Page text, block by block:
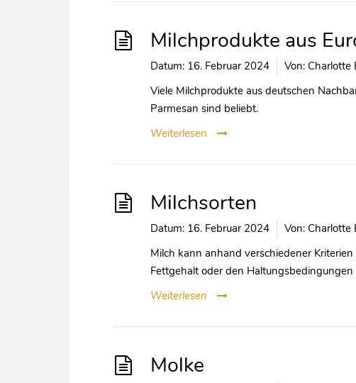
Milchprodukte aus
Datum: 16. Februar 2024 Von:Charlotte
Viele Milchprodukte aus deutschen
Parmesan sind beliebt.
Weiterlesen
Milchsorten
Datum: 16. Februar 2024 Von:Charlotte
Milch kann anhand verschiedener
Fettgehalt oder den
Weiterlesen
Molke